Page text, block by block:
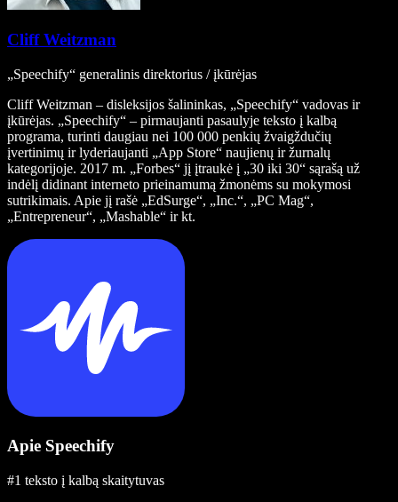
Cliff Weitzman
„Speechify“ generalinis direktorius / įkūrėjas
Cliff Weitzman – disleksijos šalininkas, „Speechify“ vadovas ir
įkūrėjas. „Speechify“ – pirmaujanti pasaulyje teksto į kalbą
programa, turinti daugiau nei 100 000 penkių žvaigždučių
įvertinimų ir lyderiaujanti „App Store“ naujienų ir žurnalų
kategorijoje. 2017 m. „Forbes“ jį įtraukė į „30 iki 30“ sąrašą už
indėlį didinant interneto prieinamumą žmonėms su mokymosi
sutrikimais. Apie jį rašė „EdSurge“, „Inc.“, „PC Mag“,
„Entrepreneur“, „Mashable“ ir kt.
Apie Speechify
#1 teksto į kalbą skaitytuvas